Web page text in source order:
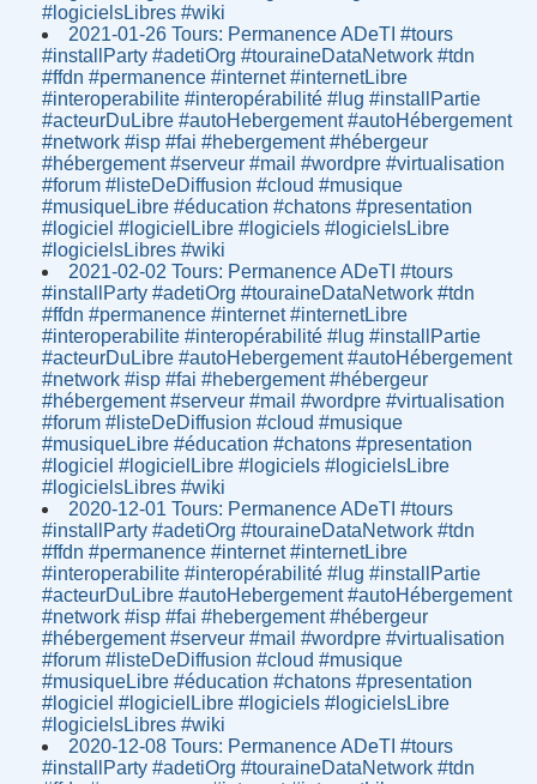
#logicielsLibres #wiki
2021-01-26 Tours: Permanence ADeTI #tours
#installParty #adetiOrg #touraineDataNetwork #tdn
#ffdn #permanence #internet #internetLibre
#interoperabilite #interopérabilité #lug #installPartie
#acteurDuLibre #autoHebergement #autoHébergement
#network #isp #fai #hebergement #hébergeur
#hébergement #serveur #mail #wordpre #virtualisation
#forum #listeDeDiffusion #cloud #musique
#musiqueLibre #éducation #chatons #presentation
#logiciel #logicielLibre #logiciels #logicielsLibre
#logicielsLibres #wiki
2021-02-02 Tours: Permanence ADeTI #tours
#installParty #adetiOrg #touraineDataNetwork #tdn
#ffdn #permanence #internet #internetLibre
#interoperabilite #interopérabilité #lug #installPartie
#acteurDuLibre #autoHebergement #autoHébergement
#network #isp #fai #hebergement #hébergeur
#hébergement #serveur #mail #wordpre #virtualisation
#forum #listeDeDiffusion #cloud #musique
#musiqueLibre #éducation #chatons #presentation
#logiciel #logicielLibre #logiciels #logicielsLibre
#logicielsLibres #wiki
2020-12-01 Tours: Permanence ADeTI #tours
#installParty #adetiOrg #touraineDataNetwork #tdn
#ffdn #permanence #internet #internetLibre
#interoperabilite #interopérabilité #lug #installPartie
#acteurDuLibre #autoHebergement #autoHébergement
#network #isp #fai #hebergement #hébergeur
#hébergement #serveur #mail #wordpre #virtualisation
#forum #listeDeDiffusion #cloud #musique
#musiqueLibre #éducation #chatons #presentation
#logiciel #logicielLibre #logiciels #logicielsLibre
#logicielsLibres #wiki
2020-12-08 Tours: Permanence ADeTI #tours
#installParty #adetiOrg #touraineDataNetwork #tdn